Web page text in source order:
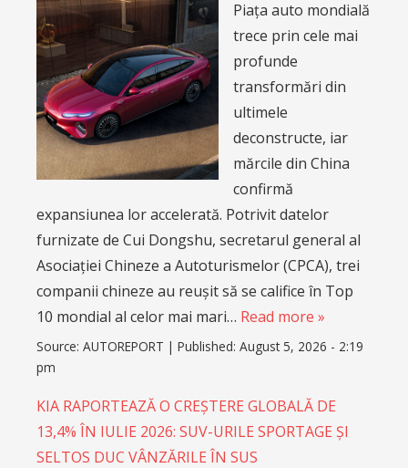
Piața auto mondială
trece prin cele mai
profunde
transformări din
ultimele
deconstructe, iar
mărcile din China
confirmă
expansiunea lor accelerată. Potrivit datelor
furnizate de Cui Dongshu, secretarul general al
Asociației Chineze a Autoturismelor (CPCA), trei
companii chineze au reușit să se califice în Top
10 mondial al celor mai mari… Read more »
Source: AUTOREPORT | Published: August 5, 2026 - 2:19
pm
KIA RAPORTEAZĂ O CREȘTERE GLOBALĂ DE
13,4% ÎN IULIE 2026: SUV-URILE SPORTAGE ȘI
SELTOS DUC VÂNZĂRILE ÎN SUS